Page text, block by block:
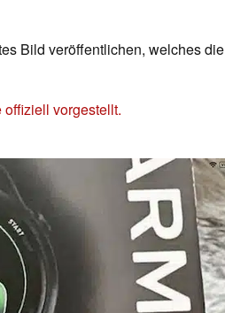
Bild veröffentlichen, welches die
vorgestellt.